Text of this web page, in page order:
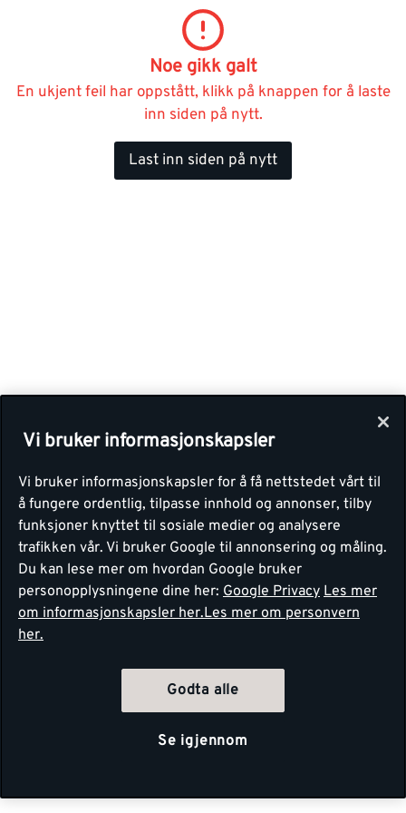
Noe gikk galt
En ukjent feil har oppstått, klikk på knappen for å laste
inn siden på nytt.
Last inn siden på nytt
Vi bruker informasjonskapsler
Vi bruker informasjonskapsler for å få nettstedet vårt til
å fungere ordentlig, tilpasse innhold og annonser, tilby
funksjoner knyttet til sosiale medier og analysere
trafikken vår. Vi bruker Google til annonsering og måling.
Du kan lese mer om hvordan Google bruker
personopplysningene dine her: Google Privacy Les mer
om informasjonskapsler her.Les mer om personvern
her.
Godta alle
Se igjennom